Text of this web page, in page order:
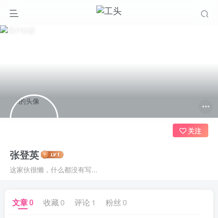
张登英
这家伙很懒，什么都没有写...
关注
文章0 收藏 0 评论 1 粉丝 0